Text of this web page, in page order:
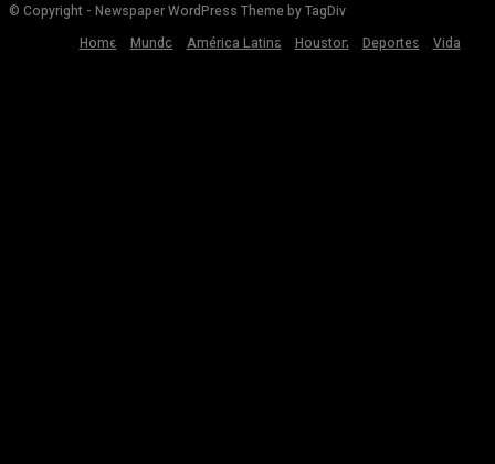
© Copyright - Newspaper WordPress Theme by TagDiv
Home
Mundo América Latina Houston Deportes Vida